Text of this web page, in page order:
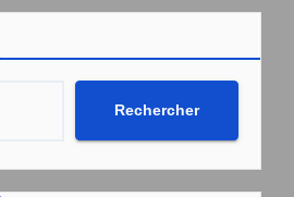
Rechercher
lors de la soumission du
ou de recharger la page.
été prise en compte, et le livre
avec succès et devrait arriver
à l'adresse e-mail que vous